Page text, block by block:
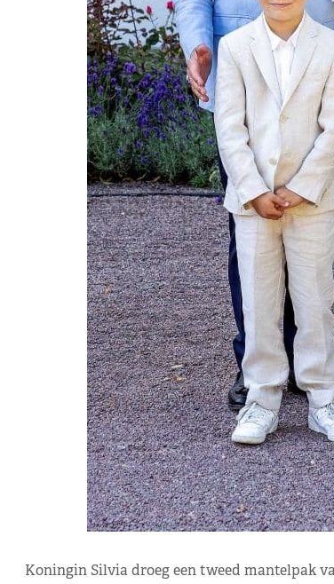
Koningin Silvia droeg een tweed mantelpak